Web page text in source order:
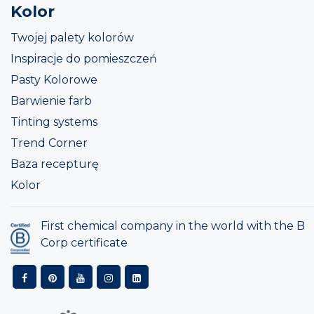
Kolor
Twojej palety kolorów
Inspiracje do pomieszczeń
Pasty Kolorowe
Barwienie farb
Tinting systems
Trend Corner
Baza recepturę
Kolor
First chemical company in the world with the B
Corp certificate